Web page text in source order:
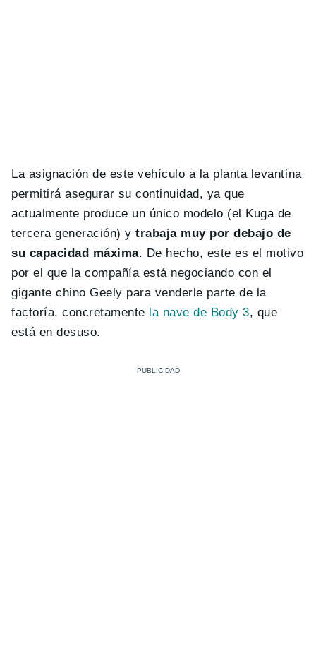
La asignación de este vehículo a la planta levantina
permitirá asegurar su continuidad, ya que
actualmente produce un único modelo (el Kuga de
tercera generación) y trabaja muy por debajo de
su capacidad máxima. De hecho, este es el motivo
por el que la compañía está negociando con el
gigante chino Geely para venderle parte de la
factoría, concretamente la nave de Body 3, que
está en desuso.